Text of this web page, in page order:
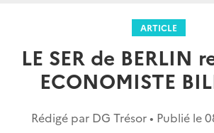
ARTICLE
LE SER de BERLIN
ECONOMISTE
Rédigé par DG Trésor • Publié le